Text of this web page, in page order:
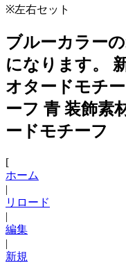
※左右セット
ブルーカラー
になります。
オタードモチ
ーフ 青 装飾素
ードモチーフ
[
ホーム
|
リロード
|
編集
|
新規